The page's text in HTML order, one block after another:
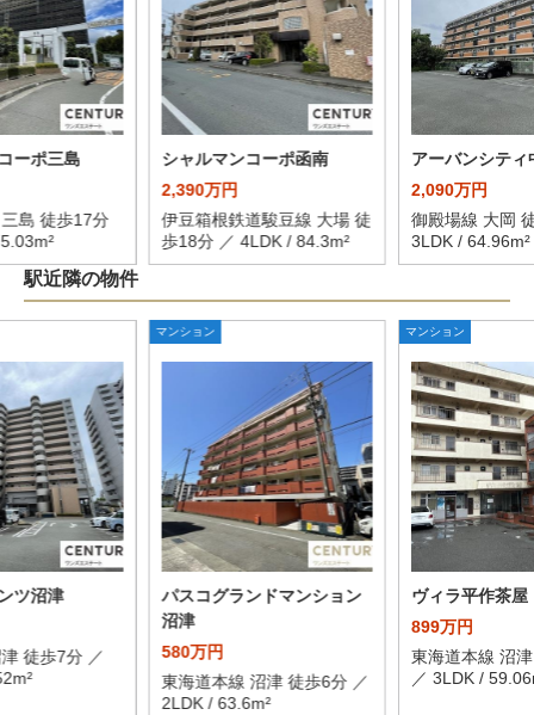
ーポ三島
島 徒歩17分
シャルマンコーポ函南
2,390万円
伊豆箱根鉄道駿豆線 大場 徒
歩18分 ／ 4LDK / 84.3m²
アーバンシティ
2,090万円
御殿場線 大岡
3LDK / 64.96m²
駅近隣の物件
ツ沼津
徒歩7分 ／
マンション
パスコグランドマンション
沼津
580万円
東海道本線 沼津 徒歩6分 ／
2LDK / 63.6m²
マンション
ヴィラ平作茶屋
899万円
東海道本線 沼
／ 3LDK /